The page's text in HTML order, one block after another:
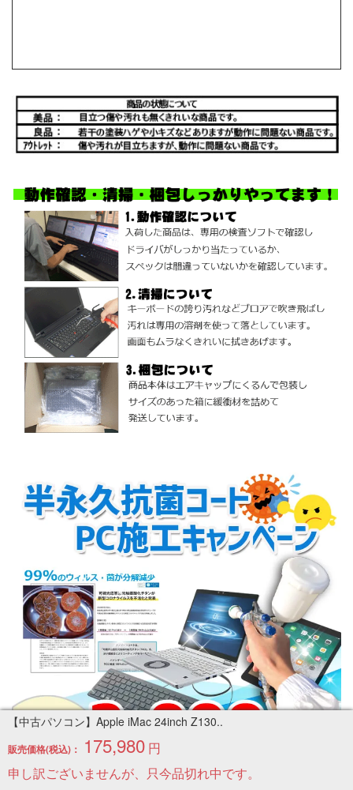
【中古パソコン】Apple iMac 24inch Z130..
販売価格(税込)： 175,980 円
申し訳ございませんが、只今品切れ中です。